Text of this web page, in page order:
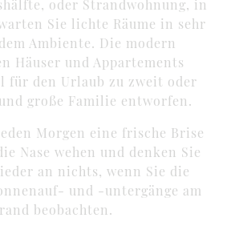
oder Strandwohnung, in
Sie lichte Räume in sehr
Ambiente. Die modern
Häuser und Appartements
für den Urlaub zu zweit oder
große Familie entworfen.
Morgen eine frische Brise
Nase wehen und denken Sie
an nichts, wenn Sie die
und -untergänge am
beobachten.